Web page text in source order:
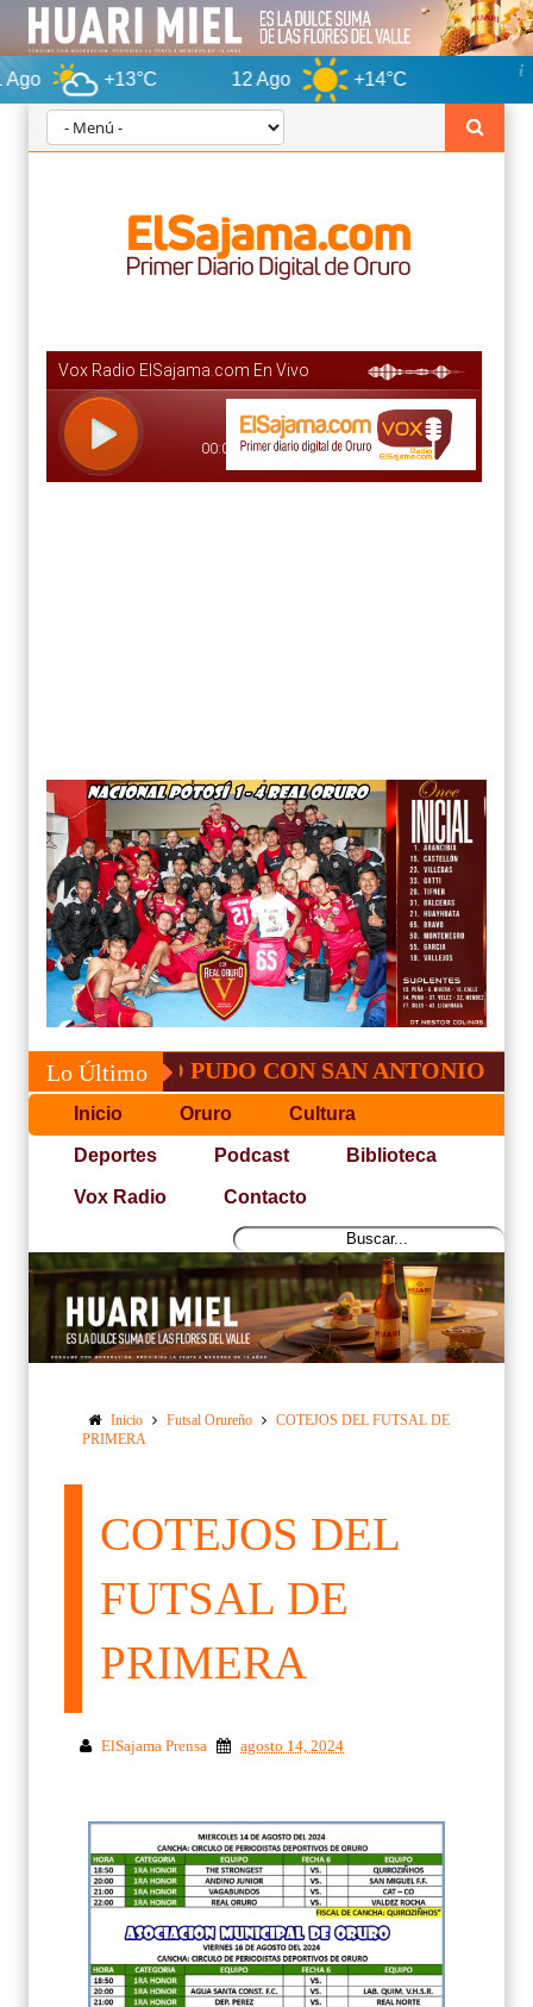
+13°C 12 Ago +14°C
Lo Último
NO PUDO CON SAN ANTONIO
Inicio Oruro Cultura
Deportes Podcast Biblioteca
Vox Radio Contacto
Inicio Futsal Orureño
COTEJOS DEL FUTSAL DE
PRIMERA
COTEJOS DEL
FUTSAL DE
PRIMERA
ElSajama Prensa agosto 14, 2024